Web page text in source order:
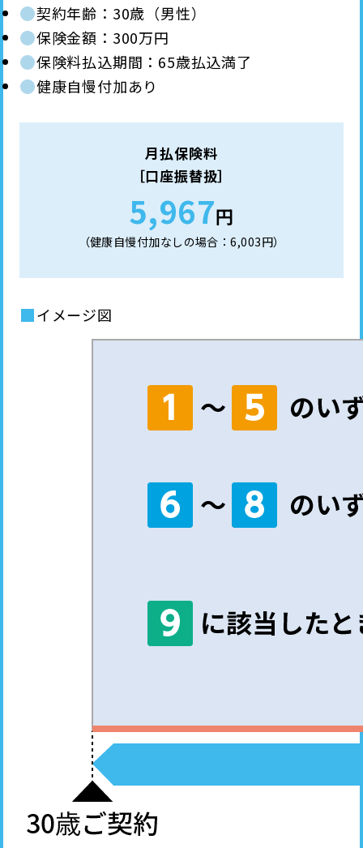
●契約年齢：30歳（男性）
●保険金額：300万円
●保険料払込期間：65歳払込満了
●健康自慢付加あり
月払保険料
［口座振替扱］
5,967円
（健康自慢付加なしの場合：6,003円）
■イメージ図